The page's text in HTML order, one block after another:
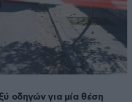
οδηγών για μία θέση